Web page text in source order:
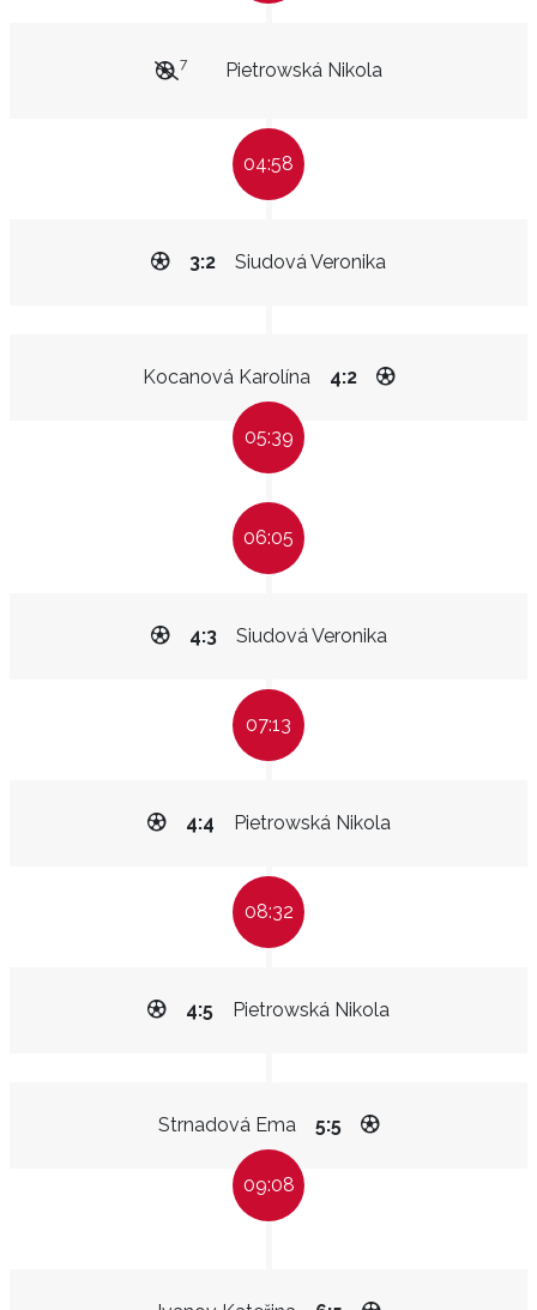
Pietrowská Nikola
7
04:58
Siudová Veronika
3:2
Kocanová Karolína 4:2
05:39
06:05
Siudová Veronika
4:3
07:13
Pietrowská Nikola
4:4
08:32
Pietrowská Nikola
4:5
Strnadová Ema 5:5
09:08